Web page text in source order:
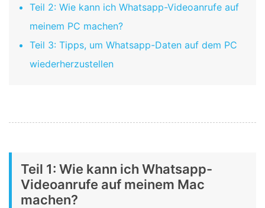
Teil 2: Wie kann ich Whatsapp-Videoanrufe auf
meinem PC machen?
Teil 3: Tipps, um Whatsapp-Daten auf dem PC
wiederherzustellen
Teil 1: Wie kann ich Whatsapp-
Videoanrufe auf meinem Mac
machen?